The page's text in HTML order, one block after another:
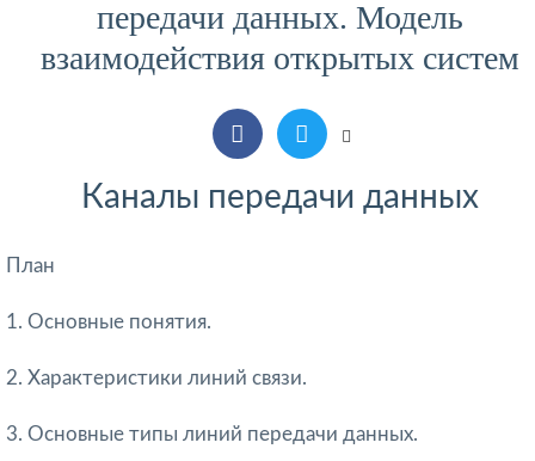
передачи данных. Модель
взаимодействия открытых систем
Каналы передачи данных
План
1. Основные понятия.
2. Характеристики линий связи.
3. Основные типы линий передачи данных.